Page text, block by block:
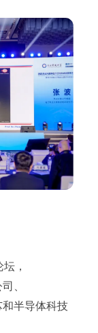
，
、
半导体科技